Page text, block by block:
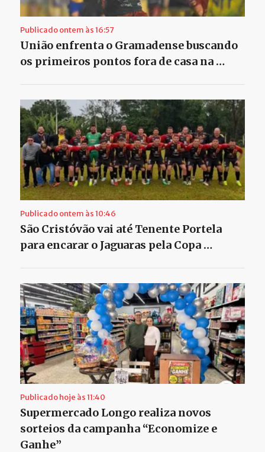
Publicado ontem às 16:57
União enfrenta o Gramadense buscando
os primeiros pontos fora de casa na …
Publicado ontem às 10:46
São Cristóvão vai até Tenente Portela
para encarar o Jaguaras pela Copa …
Publicado hoje às 11:40
Supermercado Longo realiza novos
sorteios da campanha “Economize e
Ganhe”